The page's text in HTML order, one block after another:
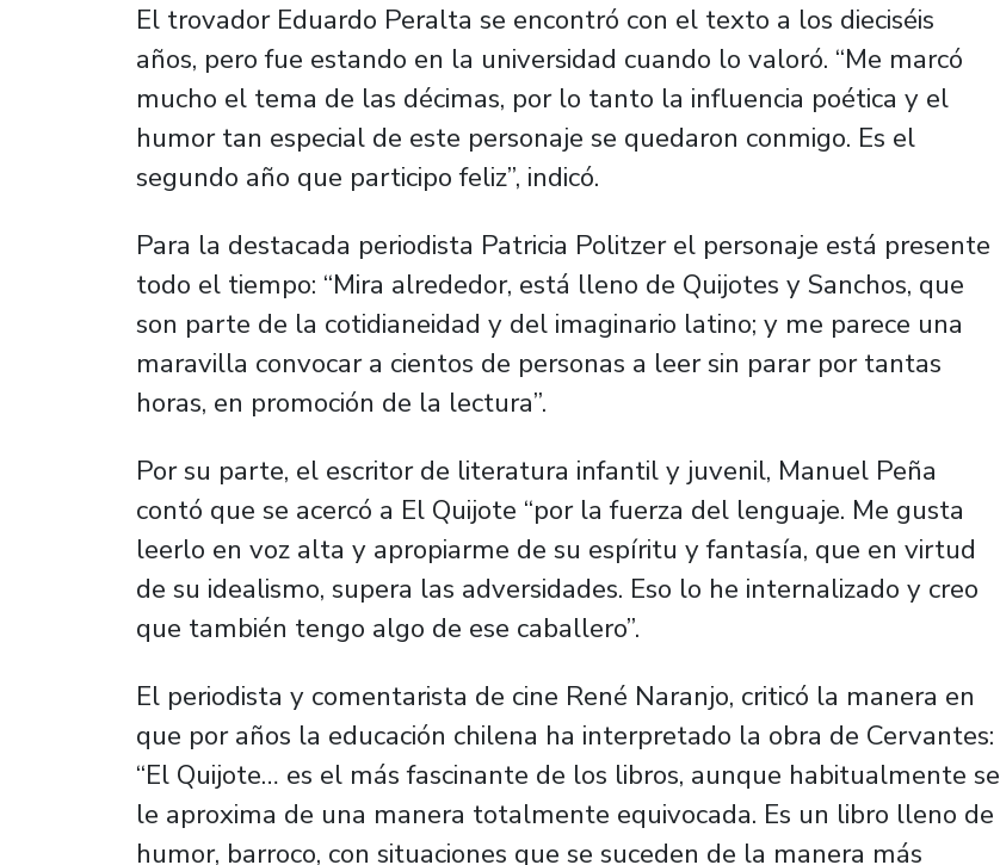
El trovador Eduardo Peralta se encontró con el texto a los dieciséis
años, pero fue estando en la universidad cuando lo valoró. “Me marcó
mucho el tema de las décimas, por lo tanto la influencia poética y el
humor tan especial de este personaje se quedaron conmigo. Es el
segundo año que participo feliz”, indicó.
Para la destacada periodista Patricia Politzer el personaje está presente
todo el tiempo: “Mira alrededor, está lleno de Quijotes y Sanchos, que
son parte de la cotidianeidad y del imaginario latino; y me parece una
maravilla convocar a cientos de personas a leer sin parar por tantas
horas, en promoción de la lectura”.
Por su parte, el escritor de literatura infantil y juvenil, Manuel Peña
contó que se acercó a El Quijote “por la fuerza del lenguaje. Me gusta
leerlo en voz alta y apropiarme de su espíritu y fantasía, que en virtud
de su idealismo, supera las adversidades. Eso lo he internalizado y creo
que también tengo algo de ese caballero”.
El periodista y comentarista de cine René Naranjo, criticó la manera en
que por años la educación chilena ha interpretado la obra de Cervantes:
“El Quijote… es el más fascinante de los libros, aunque habitualmente se
le aproxima de una manera totalmente equivocada. Es un libro lleno de
humor, barroco, con situaciones que se suceden de la manera más